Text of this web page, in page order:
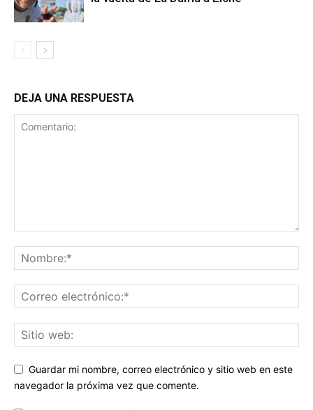
DEJA UNA RESPUESTA
Guardar mi nombre, correo electrónico y sitio web en este
navegador la próxima vez que comente.